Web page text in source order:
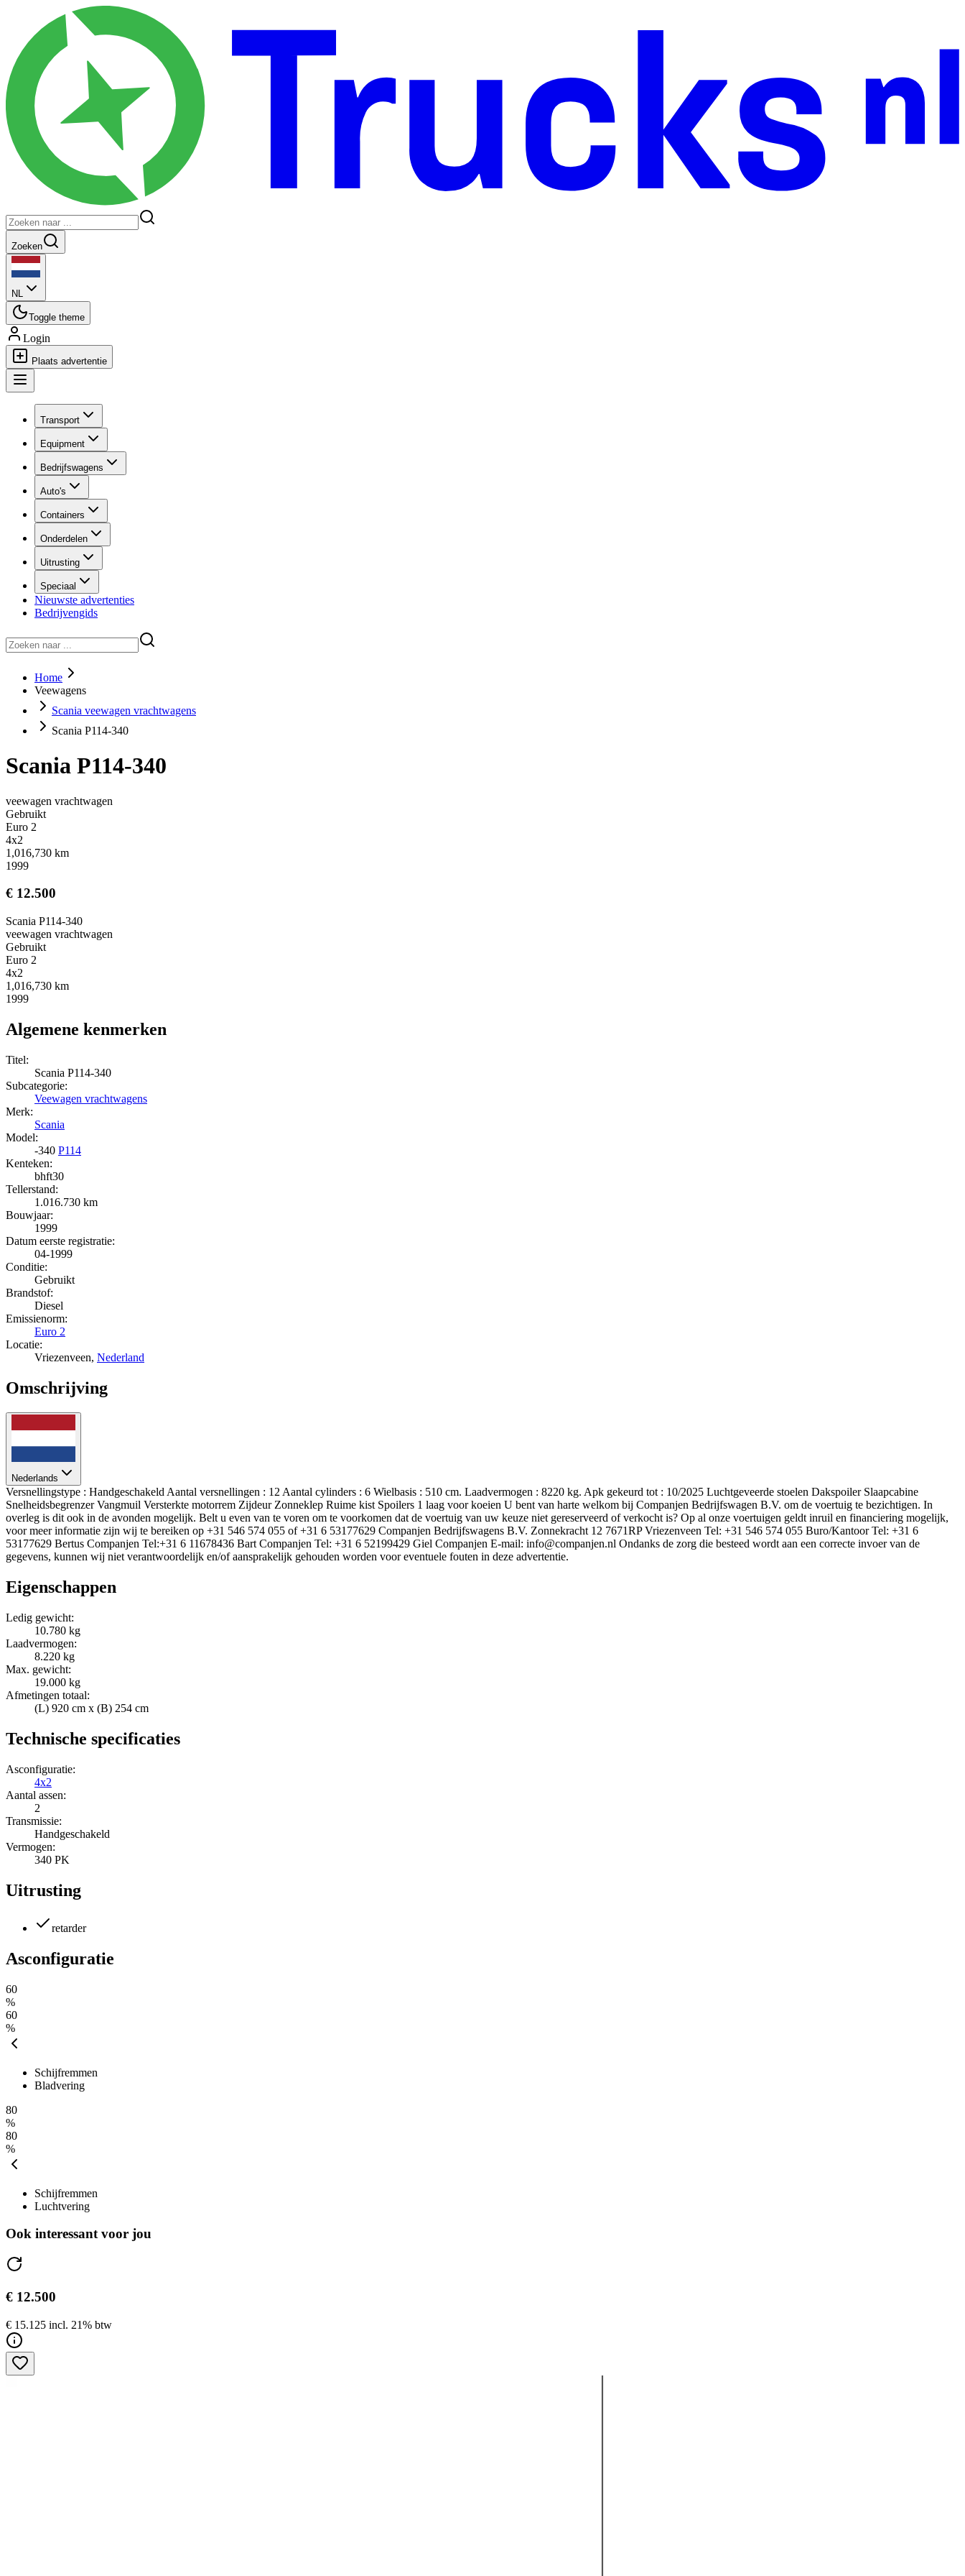
Zoeken
NL
Toggle theme
Login
Plaats advertentie
Transport
Equipment
Bedrijfswagens
Auto's
Containers
Onderdelen
Uitrusting
Speciaal
Nieuwste advertenties
Bedrijvengids
Home
Veewagens
Scania veewagen vrachtwagens
Scania P114-340
Scania P114-340
veewagen vrachtwagen
Gebruikt
Euro 2
4x2
1,016,730 km
1999
€ 12.500
Scania P114-340
veewagen vrachtwagen
Gebruikt
Euro 2
4x2
1,016,730 km
1999
Algemene kenmerken
Titel:
Scania P114-340
Subcategorie:
Veewagen vrachtwagens
Merk:
Scania
Model:
-340 P114
Kenteken:
bhft30
Tellerstand:
1.016.730 km
Bouwjaar:
1999
Datum eerste registratie:
04-1999
Conditie:
Gebruikt
Brandstof:
Diesel
Emissienorm:
Euro 2
Locatie:
Vriezenveen, Nederland
Omschrijving
Nederlands
Versnellingstype : Handgeschakeld Aantal versnellingen : 12 Aantal cylinders : 6 Wielbasis : 510 cm. Laadvermogen : 8220 kg. Apk gekeurd tot : 10/2025 Luchtgeveerde stoelen Dakspoiler Slaapcabine
Snelheidsbegrenzer Vangmuil Versterkte motorrem Zijdeur Zonneklep Ruime kist Spoilers 1 laag voor koeien U bent van harte welkom bij Companjen Bedrijfswagen B.V. om de voertuig te bezichtigen. In
overleg is dit ook in de avonden mogelijk. Belt u even van te voren om te voorkomen dat de voertuig van uw keuze niet gereserveerd of verkocht is? Op al onze voertuigen geldt inruil en financiering mogelijk,
voor meer informatie zijn wij te bereiken op +31 546 574 055 of +31 6 53177629 Companjen Bedrijfswagens B.V. Zonnekracht 12 7671RP Vriezenveen Tel: +31 546 574 055 Buro/Kantoor Tel: +31 6
53177629 Bertus Companjen Tel:+31 6 11678436 Bart Companjen Tel: +31 6 52199429 Giel Companjen E-mail: info@companjen.nl Ondanks de zorg die besteed wordt aan een correcte invoer van de
gegevens, kunnen wij niet verantwoordelijk en/of aansprakelijk gehouden worden voor eventuele fouten in deze advertentie.
Eigenschappen
Ledig gewicht:
10.780 kg
Laadvermogen:
8.220 kg
Max. gewicht:
19.000 kg
Afmetingen totaal:
(L) 920 cm x (B) 254 cm
Technische specificaties
Asconfiguratie:
4x2
Aantal assen:
2
Transmissie:
Handgeschakeld
Vermogen:
340 PK
Uitrusting
retarder
Asconfiguratie
60
%
60
%
Schijfremmen
Bladvering
80
%
80
%
Schijfremmen
Luchtvering
Ook interessant voor jou
€ 12.500
€ 15.125 incl. 21% btw